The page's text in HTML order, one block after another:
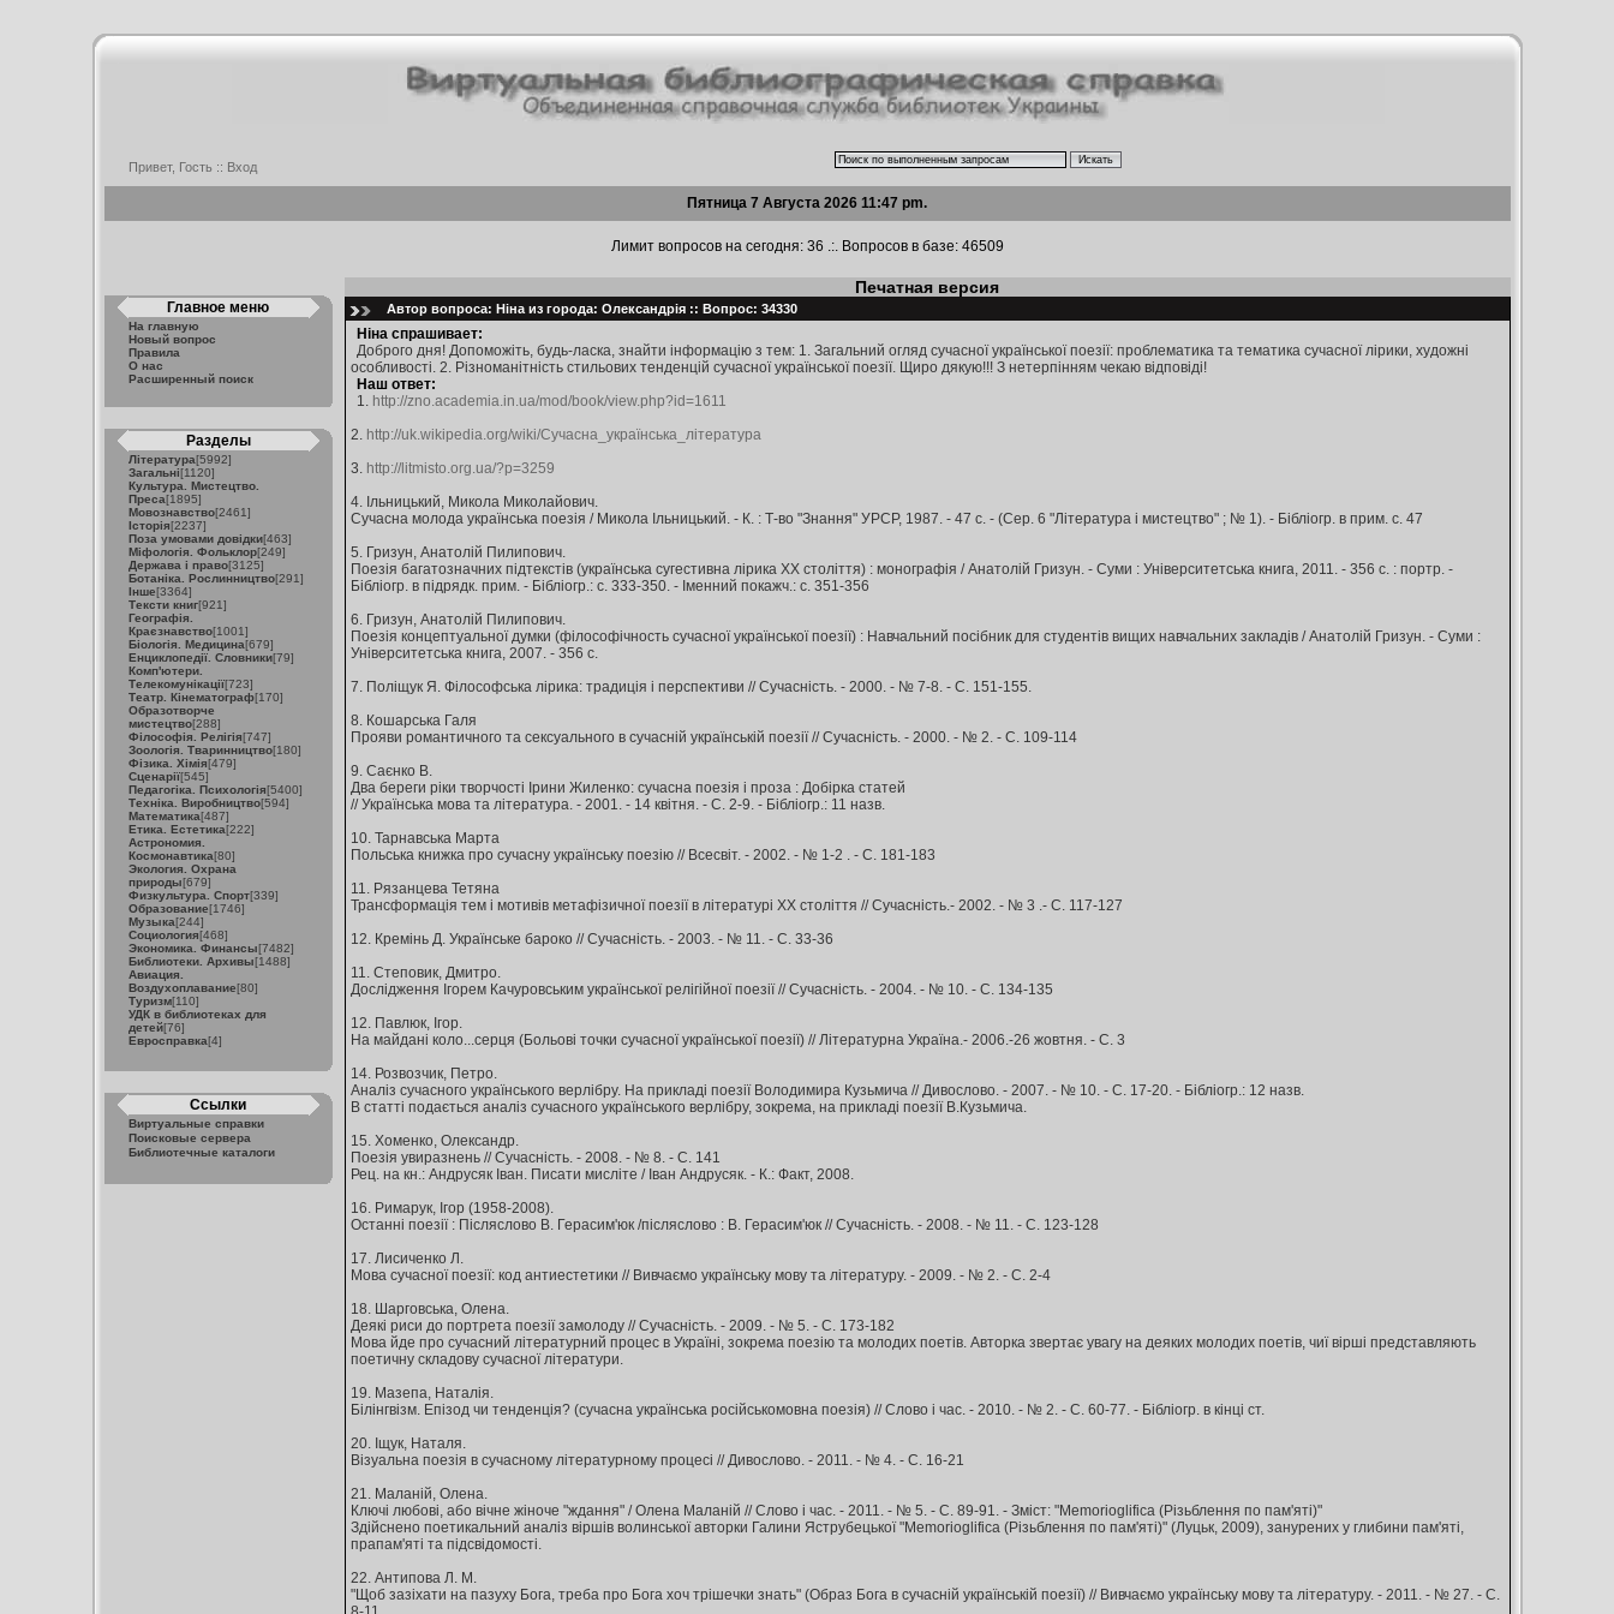
Привет, Гость :: Вход
Пятница 7 Августа 2026 11:47 pm.
Лимит вопросов на сегодня: 36 .:. Вопросов в базе: 46509
Главное меню
На главную
Новый вопрос
Правила
О нас
Расширенный поиск
Разделы
Література[5992]
Загальні[1120]
Культура. Мистецтво.
Преса[1895]
Мовознавство[2461]
Історія[2237]
Поза умовами довідки[463]
Міфологія. Фольклор[249]
Держава і право[3125]
Ботаніка. Рослинництво[291]
Інше[3364]
Тексти книг[921]
Географія.
Краєзнавство[1001]
Біологія. Медицина[679]
Енциклопедії. Словники[79]
Комп'ютери.
Телекомунікації[723]
Театр. Кінематограф[170]
Образотворче
мистецтво[288]
Філософія. Релігія[747]
Зоологія. Тваринництво[180]
Фізика. Хімія[479]
Сценарії[545]
Педагогіка. Психологія[5400]
Техніка. Виробництво[594]
Математика[487]
Етика. Естетика[222]
Астрономия.
Космонавтика[80]
Экология. Охрана
природы[679]
Физкультура. Спорт[339]
Образование[1746]
Музыка[244]
Социология[468]
Экономика. Финансы[7482]
Библиотеки. Архивы[1488]
Авиация.
Воздухоплавание[80]
Туризм[110]
УДК в библиотеках для
детей[76]
Евросправка[4]
Ссылки
Виртуальные справки
Поисковые сервера
Библиотечные каталоги
Печатная версия
Автор вопроса: Ніна из города: Олександрія :: Вопрос: 34330
Ніна спрашивает:
Доброго дня! Допоможіть, будь-ласка, знайти інформацію з тем: 1. Загальний огляд сучасної української поезії: проблематика та тематика сучасної лірики, художні
особливості. 2. Різноманітність стильових тенденцій сучасної української поезії. Щиро дякую!!! З нетерпінням чекаю відповіді!
Наш ответ:
1. http://zno.academia.in.ua/mod/book/view.php?id=1611
2. http://uk.wikipedia.org/wiki/Сучасна_українська_література
3. http://litmisto.org.ua/?p=3259
4. Ільницький, Микола Миколайович.
Сучасна молода українська поезія / Микола Ільницький. - К. : Т-во "Знання" УРСР, 1987. - 47 с. - (Сер. 6 "Література і мистецтво" ; № 1). - Бiблiогр. в прим. с. 47
5. Гризун, Анатолій Пилипович.
Поезія багатозначних підтекстів (українська сугестивна лірика ХХ століття) : монографія / Анатолій Гризун. - Суми : Університетська книга, 2011. - 356 с. : портр. -
Бiблiогр. в пiдрядк. прим. - Бібліогр.: с. 333-350. - Іменний покажч.: с. 351-356
6. Гризун, Анатолій Пилипович.
Поезія концептуальної думки (філософічность сучасної української поезії) : Навчальний посібник для студентів вищих навчальних закладів / Анатолій Гризун. - Суми :
Університетська книга, 2007. - 356 с.
7. Поліщук Я. Філософська лірика: традиція і перспективи // Сучасність. - 2000. - № 7-8. - С. 151-155.
8. Кошарська Галя
Прояви романтичного та сексуального в сучасній українській поезії // Сучасність. - 2000. - № 2. - С. 109-114
9. Саєнко В.
Два береги ріки творчості Ірини Жиленко: сучасна поезія і проза : Добірка статей
// Українська мова та література. - 2001. - 14 квітня. - С. 2-9. - Бібліогр.: 11 назв.
10. Тарнавська Марта
Польська книжка про сучасну українську поезію // Всесвіт. - 2002. - № 1-2 . - С. 181-183
11. Рязанцева Тетяна
Трансформація тем і мотивів метафізичної поезії в літературі ХХ століття // Сучасність.- 2002. - № 3 .- С. 117-127
12. Кремінь Д. Українське бароко // Сучасність. - 2003. - № 11. - С. 33-36
11. Степовик, Дмитро.
Дослідження Ігорем Качуровським української релігійної поезії // Сучасність. - 2004. - № 10. - С. 134-135
12. Павлюк, Ігор.
На майдані коло...серця (Больові точки сучасної української поезії) // Літературна Україна.- 2006.-26 жовтня. - С. 3
14. Розвозчик, Петро.
Аналіз сучасного українського верлібру. На прикладі поезії Володимира Кузьмича // Дивослово. - 2007. - № 10. - С. 17-20. - Бібліогр.: 12 назв.
В статті подається аналіз сучасного українського верлібру, зокрема, на прикладі поезії В.Кузьмича.
15. Хоменко, Олександр.
Поезія увиразнень // Сучасність. - 2008. - № 8. - С. 141
Рец. на кн.: Андрусяк Іван. Писати мисліте / Іван Андрусяк. - К.: Факт, 2008.
16. Римарук, Ігор (1958-2008).
Останні поезії : Післяслово В. Герасим'юк /післяслово : В. Герасим'юк // Сучасність. - 2008. - № 11. - С. 123-128
17. Лисиченко Л.
Мова сучасної поезії: код антиестетики // Вивчаємо українську мову та літературу. - 2009. - № 2. - С. 2-4
18. Шарговська, Олена.
Деякі риси до портрета поезії замолоду // Сучасність. - 2009. - № 5. - С. 173-182
Мова йде про сучасний літературний процес в Україні, зокрема поезію та молодих поетів. Авторка звертає увагу на деяких молодих поетів, чиї вірші представляють
поетичну складову сучасної літератури.
19. Мазепа, Наталія.
Білінгвізм. Епізод чи тенденція? (сучасна українська російськомовна поезія) // Слово і час. - 2010. - № 2. - С. 60-77. - Бібліогр. в кінці ст.
20. Іщук, Наталя.
Візуальна поезія в сучасному літературному процесі // Дивослово. - 2011. - № 4. - С. 16-21
21. Маланій, Олена.
Ключі любові, або вічне жіноче "ждання" / Олена Маланій // Слово і час. - 2011. - № 5. - С. 89-91. - Зміст: "Memorioglifica (Різьблення по пам'яті)"
Здійснено поетикальний аналіз віршів волинської авторки Галини Яструбецької "Memorioglifica (Різьблення по пам'яті)" (Луцьк, 2009), занурених у глибини пам'яті,
прапам'яті та підсвідомості.
22. Антипова Л. М.
"Щоб зазіхати на пазуху Бога, треба про Бога хоч трішечки знать" (Образ Бога в сучасній українській поезії) // Вивчаємо українську мову та літературу. - 2011. - № 27. - С.